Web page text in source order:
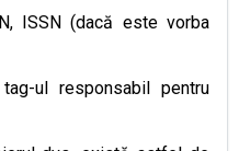
ISSN (dacă este vorba
ul responsabil pentru